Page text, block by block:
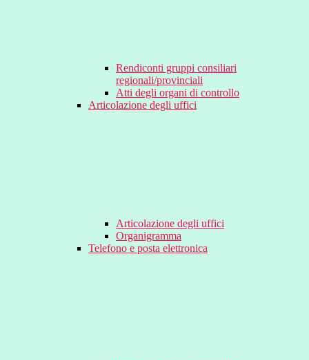
Rendiconti gruppi consiliari
regionali/provinciali
Atti degli organi di controllo
Articolazione degli uffici
Articolazione degli uffici
Organigramma
Telefono e posta elettronica